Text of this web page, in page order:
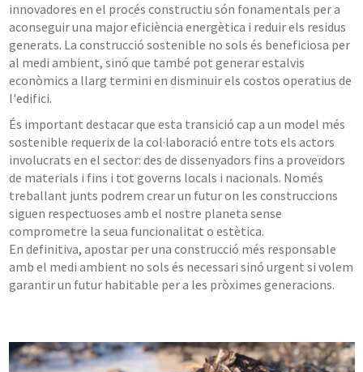
innovadores en el procés constructiu són fonamentals per a
aconseguir una major eficiència energètica i reduir els residus
generats. La construcció sostenible no sols és beneficiosa per
al medi ambient, sinó que també pot generar estalvis
econòmics a llarg termini en disminuir els costos operatius de
l'edifici.
És important destacar que esta transició cap a un model més
sostenible requerix de la col·laboració entre tots els actors
involucrats en el sector: des de dissenyadors fins a proveïdors
de materials i fins i tot governs locals i nacionals. Només
treballant junts podrem crear un futur on les construccions
siguen respectuoses amb el nostre planeta sense
comprometre la seua funcionalitat o estètica.
En definitiva, apostar per una construcció més responsable
amb el medi ambient no sols és necessari sinó urgent si volem
garantir un futur habitable per a les pròximes generacions.